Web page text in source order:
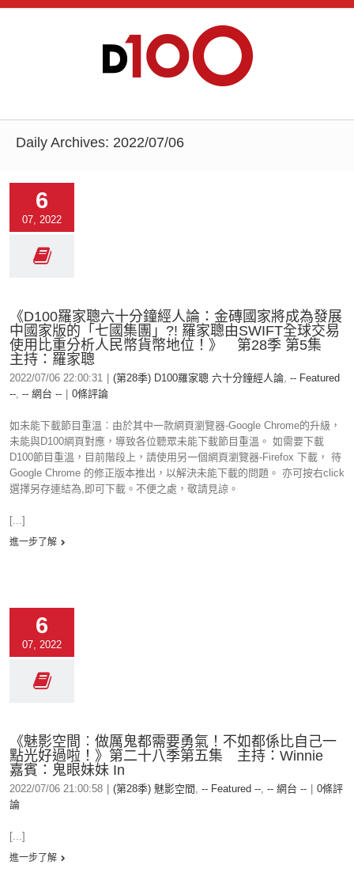
Daily Archives: 2022/07/06
6
07, 2022
《D100羅家聰六十分鐘經人論：金磚國家將成為發展
中國家版的「七國集團」?! 羅家聰由SWIFT全球交易
使用比重分析人民幣貨幣地位！》 第28季 第5集
主持：羅家聰
2022/07/06 22:00:31 (第28季) D100羅家聰 六十分鐘經人論, -- Featured
--, -- 網台 -- 0條評論
如未能下載節目重溫︰由於其中一款網頁瀏覽器-Google Chrome的升級，
未能與D100網頁對應，導致各位聽眾未能下載節目重溫。 如需要下載
D100節目重溫，目前階段上，請使用另一個網頁瀏覽器-Firefox 下載， 待
Google Chrome 的修正版本推出，以解決未能下載的問題。 亦可按右click
選擇另存連結為,即可下載。不便之處，敬請見諒。
[...]
進一步了解
6
07, 2022
《魅影空間︰做厲鬼都需要勇氣！不如都係比自己一
點光好過啦！》第二十八季第五集 主持：Winnie
嘉賓：鬼眼妹妹 In
2022/07/06 21:00:58 (第28季) 魅影空間 , -- Featured --, -- 網台 --
0條評
論
[...]
進一步了解